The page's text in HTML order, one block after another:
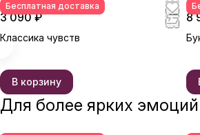
Бесплатная доставка
3 090 ₽
Классика чувств
В корзину
8
Для более ярких эмоций